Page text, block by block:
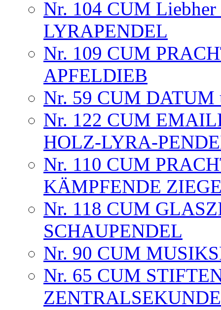
Nr. 104 CUM
LYRAPENDEL
Nr. 109 CUM
APFELDIEB
Nr. 59 CUM DATUM
Nr. 122 CUM
HOLZ-LYRA-
Nr. 110 CUM
KÄMPFENDE
Nr. 118 CUM
SCHAUPENDEL
Nr. 90 CUM
Nr. 65 CUM
ZENTRALSEKUNDE